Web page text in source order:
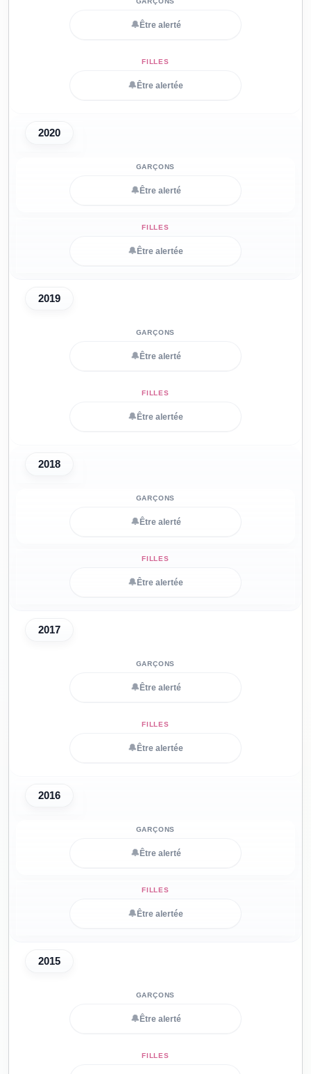
🔔 Être alerté
🔔 Être alertée
2020
🔔 Être alerté
🔔 Être alertée
2019
🔔 Être alerté
🔔 Être alertée
2018
🔔 Être alerté
🔔 Être alertée
2017
🔔 Être alerté
🔔 Être alertée
2016
🔔 Être alerté
🔔 Être alertée
2015
🔔 Être alerté